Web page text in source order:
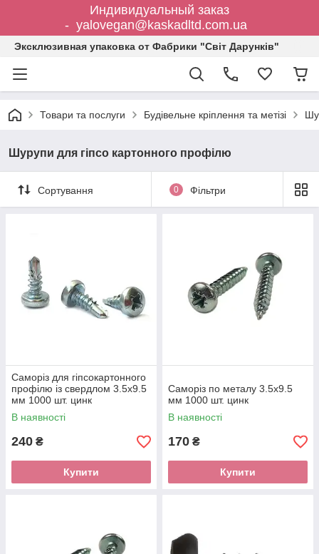
Индивидуальный заказ
- yalovegan@kaskadltd.com.ua
Эксклюзивная упаковка от Фабрики "Світ Дарунків"
Товари та послуги Будівельне кріплення та метізі
Шурупи для гіпсо картонного профілю
Сортування 0 Фільтри
Саморіз для гіпсокартонного
профілю із свердлом 3.5x9.5
мм 1000 шт. цинк
В наявності
240 ₴
Купити
Саморіз по металу 3.5x9.5
мм 1000 шт. цинк
В наявності
170 ₴
Купити